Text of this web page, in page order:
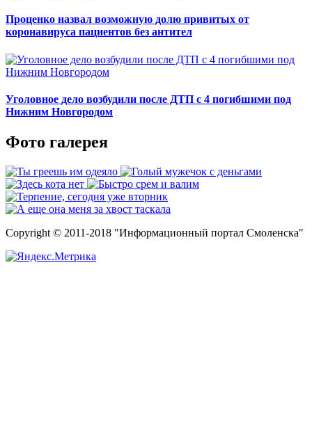
Проценко назвал возможную долю привитых от
коронавируса пациентов без антител
Уголовное дело возбудили после ДТП с 4 погибшими под
Нижним Новгородом
Фото галерея
Copyright © 2011-2018 "Информационный портал Смоленска"